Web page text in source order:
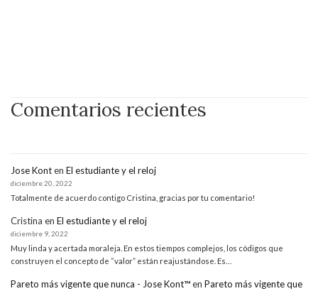
Comentarios recientes
Jose Konten El estudiante y el reloj
diciembre 20, 2022
Totalmente de acuerdo contigo Cristina, gracias por tu comentario!
Cristina en El estudiante y el reloj
diciembre 9, 2022
Muy linda y acertada moraleja. En estos tiempos complejos, los códigos que
construyen el concepto de “valor” están reajustándose. Es…
Pareto más vigente que nunca - Jose Kont™en Pareto más vigente que